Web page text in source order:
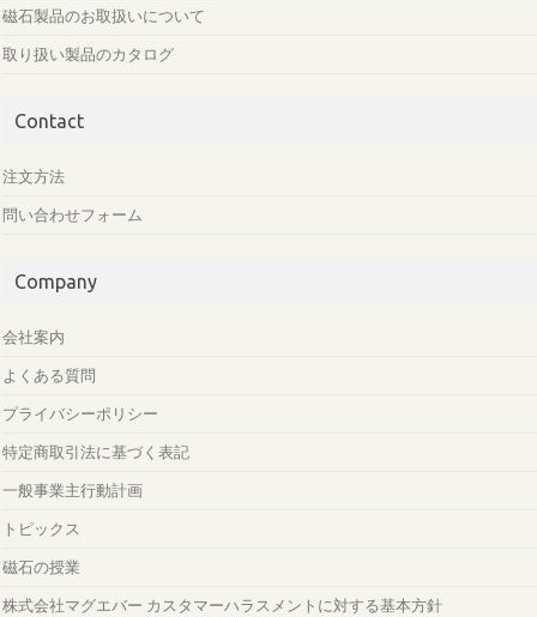
磁石製品のお取扱いについて
取り扱い製品のカタログ
Contact
注文方法
問い合わせフォーム
Company
会社案内
よくある質問
プライバシーポリシー
特定商取引法に基づく表記
一般事業主行動計画
トピックス
磁石の授業
株式会社マグエバー カスタマーハラスメントに対する基本方針